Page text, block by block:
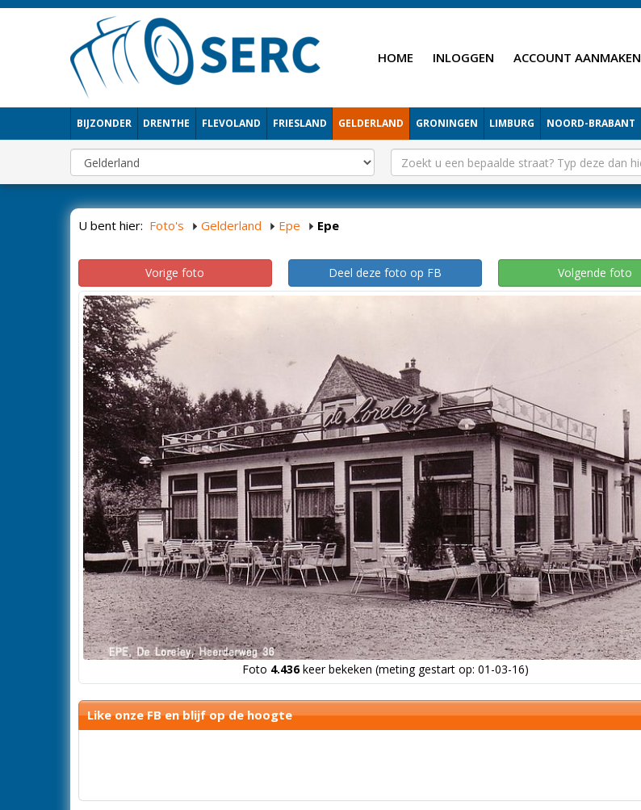
HOME INLOGGEN ACCOUNT AANMAKEN
BIJZONDER DRENTHE FLEVOLAND FRIESLAND GELDERLAND GRONINGEN LIMBURG NOORD-BRABANT
U bent hier: Foto's Gelderland Epe Epe
Vorige foto Deel deze foto op FB Volgende foto
Foto 4.436keer bekeken (meting gestart op: 01-03-16)
Like onze FB en blijf op de hoogte